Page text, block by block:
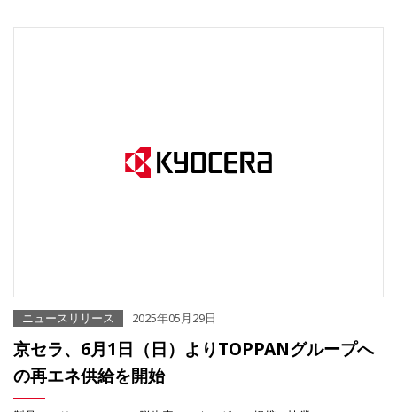
ニュースリリース 2025年05月29日
京セラ、6月1日（日）よりTOPPANグループへ
の再エネ供給を開始